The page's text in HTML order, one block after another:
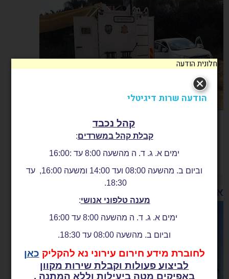
חלונית הודעה
הודעה שרות דיגיטלי
קהל נכבד
קבלת קהל במשרדים:
ימים א. ג. ד. ה מהשעה 8:00 עד :16:00
וביום ב. מהשעה 08:00 ועד 14:00 ומשעה 16:00, עד
18:30.
מענה טלפוני אנושי:
ימים א. ג. ד. ה מהשעה 8:00 עד 16:00
וביום ב. מהשעה 08:00 עד 18:30.
לחוברת מידע חירום עירוני נא להקליק כאן
לביצוע פעולות וקבלת שירות מקוון
באפיקים מטה ביעילות וללא המתנה .
הכנת מוסדות החינוך לשעת חירום
אבטחת מוסדות ציבור עירוניים